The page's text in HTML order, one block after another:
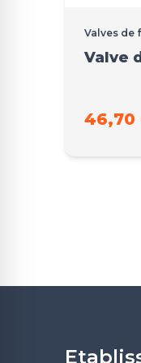
Valves de
Valve
46,70